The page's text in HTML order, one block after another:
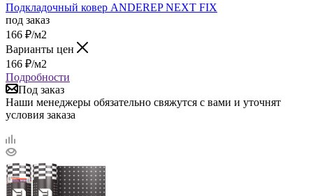
Подкладочный ковер ANDEREP NEXT FIX
под заказ
166 ₽/м2
Варианты цен
166 ₽/м2
Подробности
Под заказ
Наши менеджеры обязательно свяжутся с вами и уточнят
условия заказа